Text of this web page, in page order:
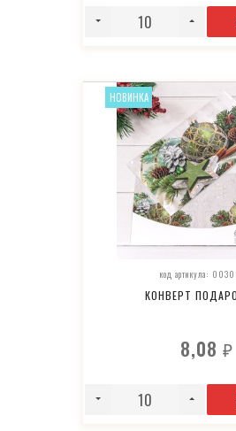
код артикула:
КОНВЕРТ
8,08₽
НОВИНКА